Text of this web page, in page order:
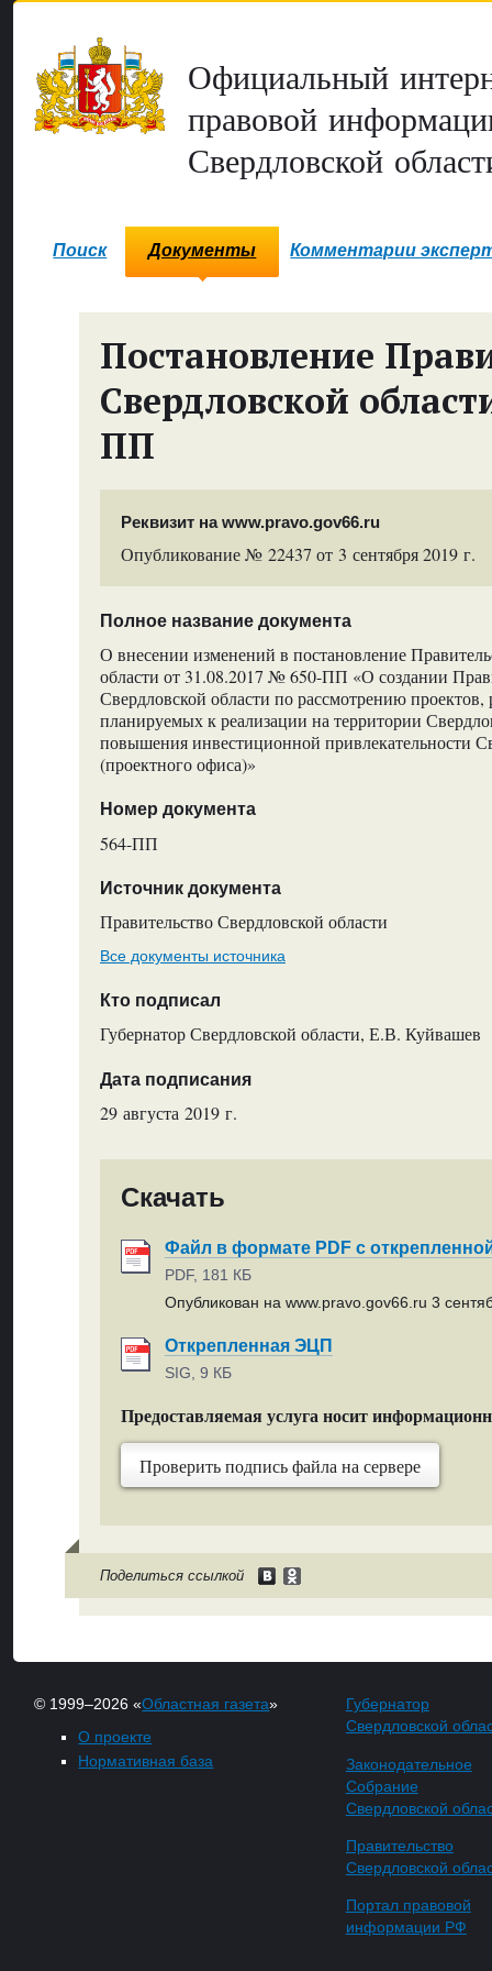
Официальный
правовой
Свердловской
Поиск Документы Комментарии
Постановление
Свердловской
ПП
Реквизит на www.pravo.gov66.ru
Опубликование № 22437 от 3 сентября 2019 г.
Полное название документа
О внесении изменений в постановление
области от 31.08.2017 № 650-ПП «О создании
Свердловской области по рассмотрению
планируемых к реализации на территории
повышения инвестиционной привлекательности
(проектного офиса)»
Номер документа
564-ПП
Источник документа
Правительство Свердловской области
Все документы источника
Кто подписал
Губернатор Свердловской области, Е.В. Куйвашев
Дата подписания
29 августа 2019 г.
Скачать
Файл в формате PDF с
PDF, 181 КБ
Опубликован на www.pravo.gov66.ru 3
Открепленная ЭЦП
SIG, 9 КБ
Предоставляемая услуга носит
Проверить подпись файла на сервере
Поделиться ссылкой
© 1999–2026 «Областная газета»
О проекте
Нормативная база
Губернатор
Свердловской
Законодательное
Собрание
Свердловской
Правительство
Свердловской
Портал правовой
информации РФ